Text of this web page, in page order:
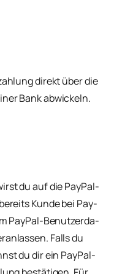
direkt über die
Bank abwickeln.
du auf die Pay­Pal-
Kun­de bei Pay­
Pay­Pal-Benut­zer­da­
Falls du
du dir ein Pay­Pal-